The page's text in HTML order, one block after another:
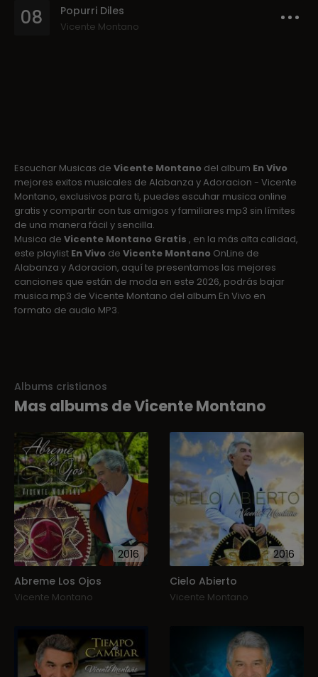
08 Popurri Diles
Vicente Montano
Escuchar Musicas de Vicente Montano del album En Vivo
mejores exitos musicales de Alabanza y Adoracion - Vicente
Montano, exclusivos para ti, puedes escuhar musica online
gratis y compartir con tus amigos y familiares mp3 sin límites
de una manera fácil y sencilla.
Musica de Vicente Montano Gratis , en la más alta calidad,
este playlist En Vivo de Vicente Montano OnLine de
Alabanza y Adoracion, aquí te presentamos las mejores
canciones que están de moda en este 2026, podrás bajar
musica mp3 de Vicente Montano del album En Vivo en
formato de audio MP3.
Albums cristianos
Mas albums de Vicente Montano
2016
Abreme Los Ojos
Vicente Montano
2016
Cielo Abierto
Vicente Montano